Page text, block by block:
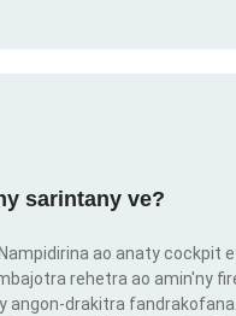
sarintany ve?
ao anaty cockpit
rehetra ao amin'ny
angon-drakitra